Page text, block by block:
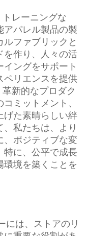
トレーニングな
アパレル製品の製
ファブリックと
を作り、人々の活
ングをサポート
ペリエンスを提供
革新的なプロダク
ミットメント、
げた素晴らしい絆
私たちは、より
、ポジティブな変
特に、公平で成長
環境を築くことを
には、ストアのリ